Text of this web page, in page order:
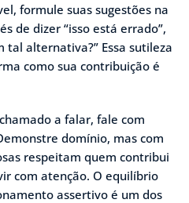
formule suas sugestões na
de dizer “isso está errado”,
tal alternativa?” Essa sutileza
como sua contribuição é
a falar, fale com
domínio, mas com
respeitam quem contribui
com atenção. O equilíbrio
assertivo é um dos